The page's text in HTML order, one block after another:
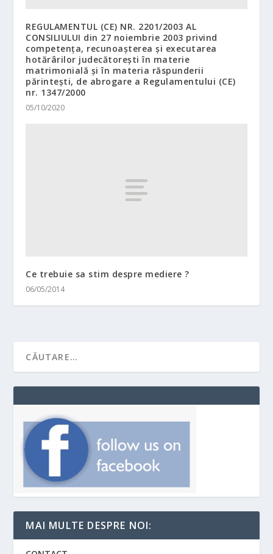
REGULAMENTUL (CE) NR. 2201/2003 AL
CONSILIULUI din 27 noiembrie 2003 privind
competența, recunoașterea și executarea
hotărârilor judecătorești în materie
matrimonială și în materia răspunderii
părintești, de abrogare a Regulamentului (CE)
nr. 1347/2000
05/10/2020
Ce trebuie sa stim despre mediere ?
06/05/2014
MAI MULTE DESPRE NOI: